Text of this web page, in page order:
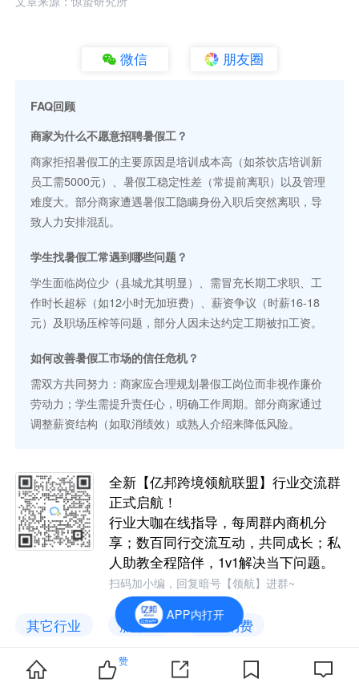
微信 朋友圈
FAQ回顾
商家为什么不愿意招聘暑假工？
商家拒招暑假工的主要原因是培训成本高（如茶饮店培训新
员工需5000元）、暑假工稳定性差（常提前离职）以及管理
难度大。部分商家遭遇暑假工隐瞒身份入职后突然离职，导
致人力安排混乱。
学生找暑假工常遇到哪些问题？
学生面临岗位少（县城尤其明显）、需冒充长期工求职、工
作时长超标（如12小时无加班费）、薪资争议（时薪16-18
元）及职场压榨等问题，部分人因未达约定工期被扣工资。
如何改善暑假工市场的信任危机？
需双方共同努力：商家应合理规划暑假工岗位而非视作廉价
劳动力；学生需提升责任心，明确工作周期。部分商家通过
调整薪资结构（如取消绩效）或熟人介绍来降低风险。
全新【亿邦跨境领航联盟】行业交流群
正式启航！
行业大咖在线指导，每周群内商机分
享；数百同行交流互动，共同成长；私
人助教全程陪伴，1v1解决当下问题。
扫码加小编，回复暗号【领航】进群~
其它行业 服务业
即时消费
未来零售
APP内打开
赞